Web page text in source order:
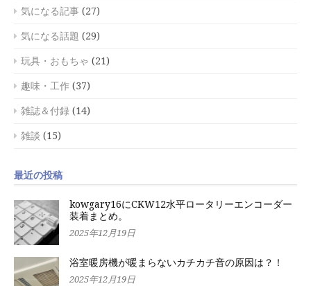
気になる記事 (27)
気になる話題 (29)
玩具・おもちゃ (21)
趣味・工作 (37)
雑誌＆付録 (14)
雑談 (15)
最近の投稿
kowgary16にCKW12水平ロータリーエンコーダー
装着まとめ。
2025年12月19日
浴室暖房機が暖まらないカチカチ音の原因は？！
2025年12月19日